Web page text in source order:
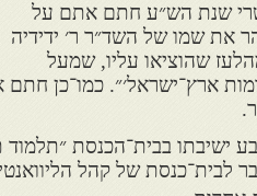
שנת הש״ע חתם אתם על
את שמו של השד״ר ר׳ ידידיה
שהוציאו עליו, שמעל
ארץ־ישראל׳״. כמו־כן
ישיבתו בבית־הכנסת
לבית־כנסת של קהל